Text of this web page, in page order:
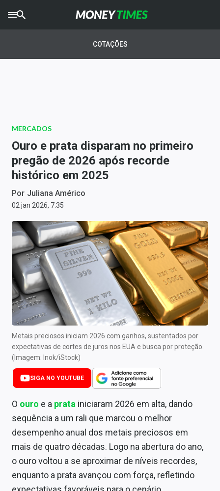
AGROTIMES
Newsletters
Money Trader
Anuncie
Últimas Notícias
Newsletters
Cotações
Comprar ou vender?
Carteiras Recomendadas
Central de Dividendos
Central de Fundos Imobiliários
Central dos IPOs
Renda Fixa
Finanças Pessoais
Mercados
Economia
Empresas
Brasil
COTAÇÕES
MERCADOS
Ouro e prata disparam no primeiro
pregão de 2026 após recorde
histórico em 2025
Por Juliana Américo
02 jan 2026, 7:35
Metais preciosos iniciam 2026 com ganhos, sustentados por
expectativas de cortes de juros nos EUA e busca por proteção.
(Imagem: Inok/iStock)
SIGA NO YOUTUBE
O ouro e a prata iniciaram 2026 em alta, dando
sequência a um rali que marcou o melhor
desempenho anual dos metais preciosos em
mais de quatro décadas. Logo na abertura do ano,
o ouro voltou a se aproximar de níveis recordes,
enquanto a prata avançou com força, refletindo